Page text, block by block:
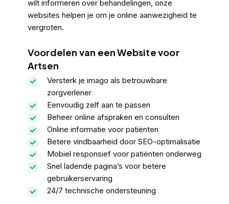
wilt informeren over behandelingen, onze
websites helpen je om je online aanwezigheid te
vergroten.
Voordelen van een Website voor
Artsen
Versterk je imago als betrouwbare
zorgverlener
Eenvoudig zelf aan te passen
Beheer online afspraken en consulten
Online informatie voor patiënten
Betere vindbaarheid door SEO-optimalisatie
Mobiel responsief voor patiënten onderweg
Snel ladende pagina’s voor betere
gebruikerservaring
24/7 technische ondersteuning